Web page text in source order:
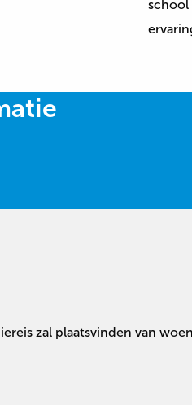
school
zal plaatsvinden van